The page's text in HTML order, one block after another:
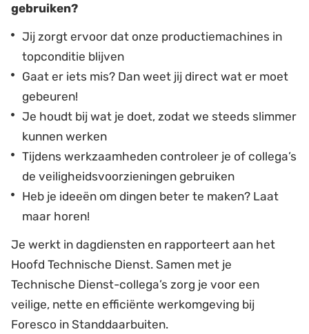
gebruiken?
Jij zorgt ervoor dat onze productiemachines in
topconditie blijven
Gaat er iets mis? Dan weet jij direct wat er moet
gebeuren!
Je houdt bij wat je doet, zodat we steeds slimmer
kunnen werken
Tijdens werkzaamheden controleer je of collega’s
de veiligheidsvoorzieningen gebruiken
Heb je ideeën om dingen beter te maken? Laat
maar horen!
Je werkt in dagdiensten en rapporteert aan het
Hoofd Technische Dienst. Samen met je
Technische Dienst-collega’s zorg je voor een
veilige, nette en efficiënte werkomgeving bij
Foresco in Standdaarbuiten.